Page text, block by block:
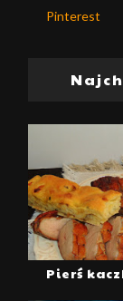
Pinterest
Pierś